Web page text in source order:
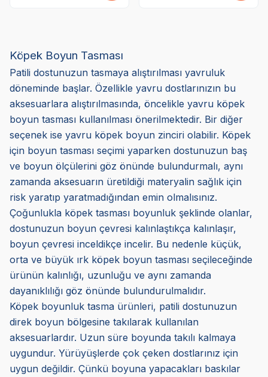
Köpek Boyun Tasması
Patili dostunuzun tasmaya alıştırılması yavruluk
döneminde başlar. Özellikle yavru dostlarınızın bu
aksesuarlara alıştırılmasında, öncelikle yavru köpek
boyun tasması kullanılması önerilmektedir. Bir diğer
seçenek ise yavru köpek boyun zinciri olabilir. Köpek
için boyun tasması seçimi yaparken dostunuzun baş
ve boyun ölçülerini göz önünde bulundurmalı, aynı
zamanda aksesuarın üretildiği materyalin sağlık için
risk yaratıp yaratmadığından emin olmalısınız.
Çoğunlukla köpek tasması boyunluk şeklinde olanlar,
dostunuzun boyun çevresi kalınlaştıkça kalınlaşır,
boyun çevresi inceldikçe incelir. Bu nedenle küçük,
orta ve büyük ırk köpek boyun tasması seçileceğinde
ürünün kalınlığı, uzunluğu ve aynı zamanda
dayanıklılığı göz önünde bulundurulmalıdır.
Köpek boyunluk tasma ürünleri, patili dostunuzun
direk boyun bölgesine takılarak kullanılan
aksesuarlardır. Uzun süre boyunda takılı kalmaya
uygundur. Yürüyüşlerde çok çeken dostlarınız için
uygun değildir. Çünkü boyuna yapacakları baskılar